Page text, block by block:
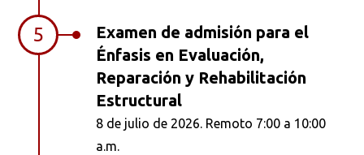
5
Examen de admisión para el
Énfasis en Evaluación,
Reparación y Rehabilitación
Estructural
8 de julio de 2026. Remoto 7:00 a 10:00
a.m.